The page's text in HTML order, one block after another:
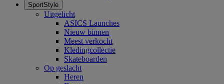
SportStyle
Uitgelicht
ASICS Launches
Nieuw binnen
Meest verkocht
Kledingcollectie
Skateboarden
Op geslacht
Heren